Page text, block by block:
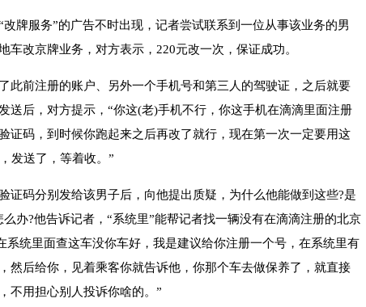
牌服务”的广告不时出现，记者尝试联系到一位从事该业务的男
车改京牌业务，对方表示，220元改一次，保证成功。
此前注册的账户、另外一个手机号和第三人的驾驶证，之后就要
送后，对方提示，“你这(老)手机不行，你这手机在滴滴里面注册
证码，到时候你跑起来之后再改了就行，现在第一次一定要用这
发送了，等着收。”
证码分别发给该男子后，向他提出质疑，为什么他能做到这些?是
办?他告诉记者，“系统里”能帮记者找一辆没有在滴滴注册的北京
系统里面查这车没你车好，我是建议给你注册一个号，在系统里有
然后给你，见着乘客你就告诉他，你那个车去做保养了，就直接
不用担心别人投诉你啥的。”